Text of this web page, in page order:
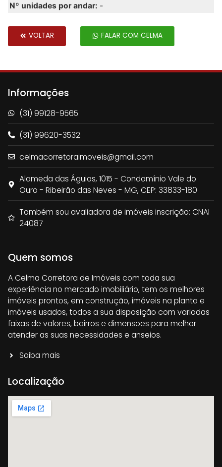
Nº unidades por andar: -
VOLTAR FALAR COM CELMA
Informações
(31) 99128-9565
(31) 99620-3532
celmacorretoraimoveis@gmail.com
Alameda das Águias, 1015 - Condomínio Vale do
Ouro - Ribeirão das Neves - MG, CEP: 33833-180
Também sou avaliadora de imóveis inscrição: CNAI
24087
Quem somos
A Celma Corretora de Imóveis com toda sua
experiência no mercado imobiliário, tem os melhores
imóveis prontos, em construção, imóveis na planta e
imóveis usados, todos a sua disposição com variadas
faixas de valores, bairros e dimensões para melhor
atender as suas necessidades e anseios.
Saiba mais
Localização